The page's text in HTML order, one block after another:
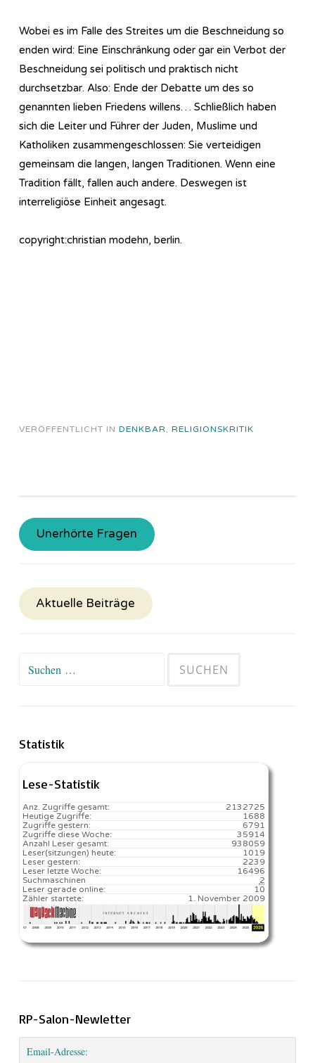
Wobei es im Falle des Streites um die Beschneidung so
enden wird: Eine Einschränkung oder gar ein Verbot der
Beschneidung sei politisch und praktisch nicht
durchsetzbar. Also: Ende der Debatte um des so
genannten lieben Friedens willens… Schließlich haben
sich die Leiter und Führer der Juden, Muslime und
Katholiken zusammengeschlossen: Sie verteidigen
gemeinsam die langen, langen Traditionen. Wenn eine
Tradition fällt, fallen auch andere. Deswegen ist
interreligiöse Einheit angesagt.
copyright:christian modehn, berlin.
VERÖFFENTLICHT IN DENKBAR, RELIGIONSKRITIK
Unerhörte Fragen
Aktuelle Beiträge
Suchen
Statistik
Lese-Statistik
2132725
Anz. Zugriffe gesamt:
1688
Heutige Zugriffe:
6791
Zugriffe gestern:
35914
Zugriffe diese Woche:
938059
Anzahl Leser gesamt:
1019️
Leser(sitzungen) heute:
2239
Leser gestern:
16496️
Leser letzte Woche:
2
Suchmaschinen
10
Leser gerade online:
1. November 2009
Zähler startete:
RP-Salon-Newletter